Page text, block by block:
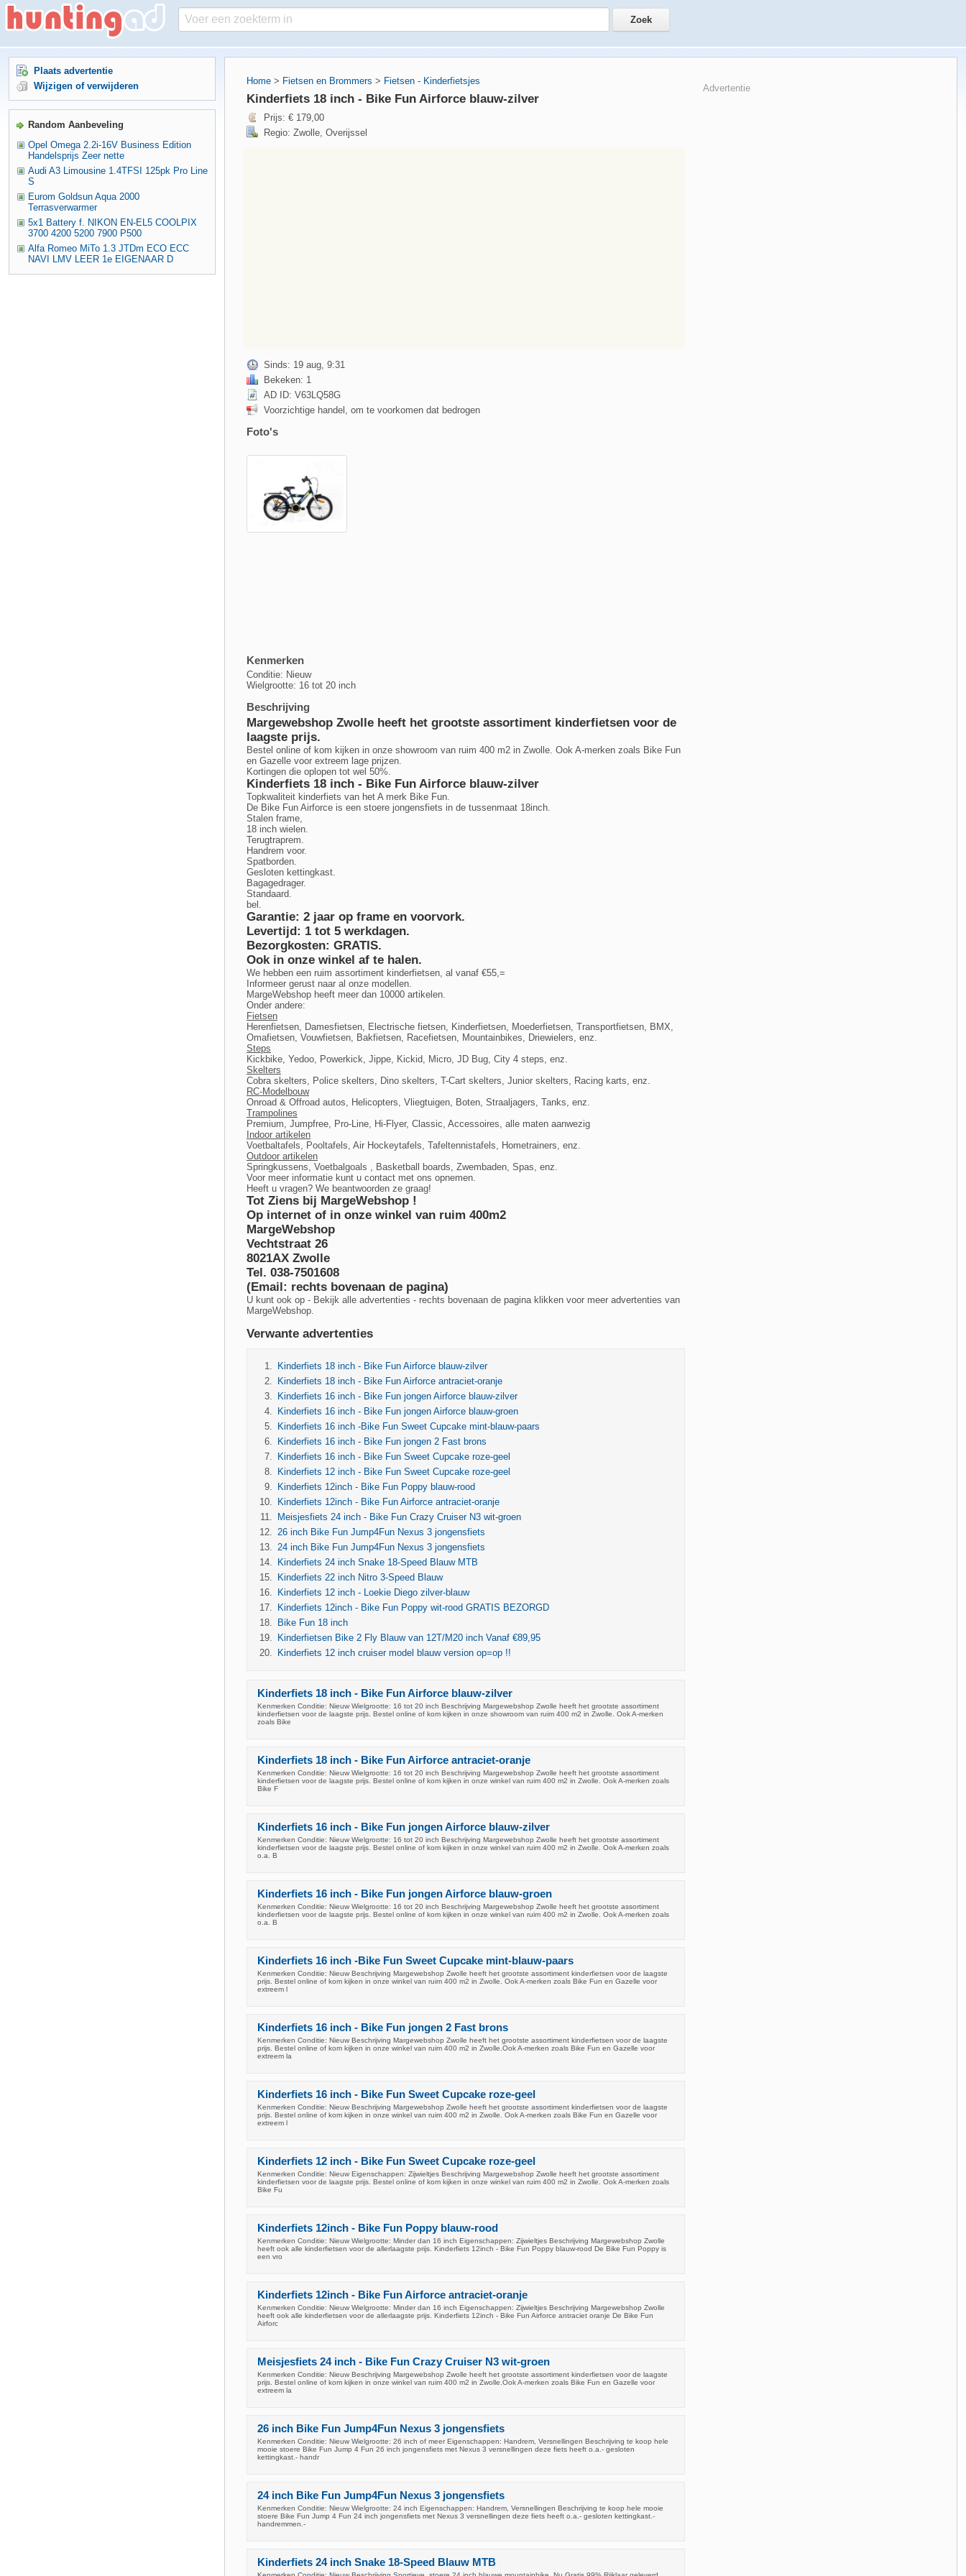
Home > Fietsen en Brommers > Fietsen - Kinderfietsjes
Kinderfiets 18 inch - Bike Fun Airforce blauw-zilver
Prijs: € 179,00
Regio: Zwolle, Overijssel
Sinds: 19 aug, 9:31
Bekeken: 1
AD ID: V63LQ58G
Voorzichtige handel, om te voorkomen dat bedrogen
Foto's
Kenmerken
Conditie: Nieuw
Wielgrootte: 16 tot 20 inch
Beschrijving
Margewebshop Zwolle heeft het grootste assortiment kinderfietsen voor de
laagste prijs.
Bestel online of kom kijken in onze showroom van ruim 400 m2 in Zwolle. Ook A-merken zoals Bike Fun
en Gazelle voor extreem lage prijzen.
Kortingen die oplopen tot wel 50%.
Kinderfiets 18 inch - Bike Fun Airforce blauw-zilver
Topkwaliteit kinderfiets van het A merk Bike Fun.
De Bike Fun Airforce is een stoere jongensfiets in de tussenmaat 18inch.
Stalen frame,
18 inch wielen.
Terugtraprem.
Handrem voor.
Spatborden.
Gesloten kettingkast.
Bagagedrager.
Standaard.
bel.
Garantie: 2 jaar op frame en voorvork.
Levertijd: 1 tot 5 werkdagen.
Bezorgkosten: GRATIS.
Ook in onze winkel af te halen.
We hebben een ruim assortiment kinderfietsen, al vanaf €55,=
Informeer gerust naar al onze modellen.
MargeWebshop heeft meer dan 10000 artikelen.
Onder andere:
Fietsen
Herenfietsen, Damesfietsen, Electrische fietsen, Kinderfietsen, Moederfietsen, Transportfietsen, BMX,
Omafietsen, Vouwfietsen, Bakfietsen, Racefietsen, Mountainbikes, Driewielers, enz.
Steps
Kickbike, Yedoo, Powerkick, Jippe, Kickid, Micro, JD Bug, City 4 steps, enz.
Skelters
Cobra skelters, Police skelters, Dino skelters, T-Cart skelters, Junior skelters, Racing karts, enz.
RC-Modelbouw
Onroad & Offroad autos, Helicopters, Vliegtuigen, Boten, Straaljagers, Tanks, enz.
Trampolines
Premium, Jumpfree, Pro-Line, Hi-Flyer, Classic, Accessoires, alle maten aanwezig
Indoor artikelen
Voetbaltafels, Pooltafels, Air Hockeytafels, Tafeltennistafels, Hometrainers, enz.
Outdoor artikelen
Springkussens, Voetbalgoals , Basketball boards, Zwembaden, Spas, enz.
Voor meer informatie kunt u contact met ons opnemen.
Heeft u vragen? We beantwoorden ze graag!
Tot Ziens bij MargeWebshop !
Op internet of in onze winkel van ruim 400m2
MargeWebshop
Vechtstraat 26
8021AX Zwolle
Tel. 038-7501608
(Email: rechts bovenaan de pagina)
U kunt ook op - Bekijk alle advertenties - rechts bovenaan de pagina klikken voor meer advertenties van
MargeWebshop.
Verwante advertenties
Kinderfiets 18 inch - Bike Fun Airforce blauw-zilver
Kinderfiets 18 inch - Bike Fun Airforce antraciet-oranje
Kinderfiets 16 inch - Bike Fun jongen Airforce blauw-zilver
Kinderfiets 16 inch - Bike Fun jongen Airforce blauw-groen
Kinderfiets 16 inch -Bike Fun Sweet Cupcake mint-blauw-paars
Kinderfiets 16 inch - Bike Fun jongen 2 Fast brons
Kinderfiets 16 inch - Bike Fun Sweet Cupcake roze-geel
Kinderfiets 12 inch - Bike Fun Sweet Cupcake roze-geel
Kinderfiets 12inch - Bike Fun Poppy blauw-rood
Kinderfiets 12inch - Bike Fun Airforce antraciet-oranje
Meisjesfiets 24 inch - Bike Fun Crazy Cruiser N3 wit-groen
26 inch Bike Fun Jump4Fun Nexus 3 jongensfiets
24 inch Bike Fun Jump4Fun Nexus 3 jongensfiets
Kinderfiets 24 inch Snake 18-Speed Blauw MTB
Kinderfiets 22 inch Nitro 3-Speed Blauw
Kinderfiets 12 inch - Loekie Diego zilver-blauw
Kinderfiets 12inch - Bike Fun Poppy wit-rood GRATIS BEZORGD
Bike Fun 18 inch
Kinderfietsen Bike 2 Fly Blauw van 12T/M20 inch Vanaf €89,95
Kinderfiets 12 inch cruiser model blauw version op=op !!
Kinderfiets 18 inch - Bike Fun Airforce blauw-zilver
Kenmerken Conditie: Nieuw Wielgrootte: 16 tot 20 inch Beschrijving Margewebshop Zwolle heeft het grootste assortiment
kinderfietsen voor de laagste prijs. Bestel online of kom kijken in onze showroom van ruim 400 m2 in Zwolle. Ook A-merken
zoals Bike
Kinderfiets 18 inch - Bike Fun Airforce antraciet-oranje
Kenmerken Conditie: Nieuw Wielgrootte: 16 tot 20 inch Beschrijving Margewebshop Zwolle heeft het grootste assortiment
kinderfietsen voor de laagste prijs. Bestel online of kom kijken in onze winkel van ruim 400 m2 in Zwolle. Ook A-merken zoals
Bike F
Kinderfiets 16 inch - Bike Fun jongen Airforce blauw-zilver
Kenmerken Conditie: Nieuw Wielgrootte: 16 tot 20 inch Beschrijving Margewebshop Zwolle heeft het grootste assortiment
kinderfietsen voor de laagste prijs. Bestel online of kom kijken in onze winkel van ruim 400 m2 in Zwolle. Ook A-merken zoals
o.a. B
Kinderfiets 16 inch - Bike Fun jongen Airforce blauw-groen
Kenmerken Conditie: Nieuw Wielgrootte: 16 tot 20 inch Beschrijving Margewebshop Zwolle heeft het grootste assortiment
kinderfietsen voor de laagste prijs. Bestel online of kom kijken in onze winkel van ruim 400 m2 in Zwolle. Ook A-merken zoals
o.a. B
Kinderfiets 16 inch -Bike Fun Sweet Cupcake mint-blauw-paars
Kenmerken Conditie: Nieuw Beschrijving Margewebshop Zwolle heeft het grootste assortiment kinderfietsen voor de laagste
prijs. Bestel online of kom kijken in onze winkel van ruim 400 m2 in Zwolle. Ook A-merken zoals Bike Fun en Gazelle voor
extreem l
Kinderfiets 16 inch - Bike Fun jongen 2 Fast brons
Kenmerken Conditie: Nieuw Beschrijving Margewebshop Zwolle heeft het grootste assortiment kinderfietsen voor de laagste
prijs. Bestel online of kom kijken in onze winkel van ruim 400 m2 in Zwolle.Ook A-merken zoals Bike Fun en Gazelle voor
extreem la
Kinderfiets 16 inch - Bike Fun Sweet Cupcake roze-geel
Kenmerken Conditie: Nieuw Beschrijving Margewebshop Zwolle heeft het grootste assortiment kinderfietsen voor de laagste
prijs. Bestel online of kom kijken in onze winkel van ruim 400 m2 in Zwolle. Ook A-merken zoals Bike Fun en Gazelle voor
extreem l
Kinderfiets 12 inch - Bike Fun Sweet Cupcake roze-geel
Kenmerken Conditie: Nieuw Eigenschappen: Zijwieltjes Beschrijving Margewebshop Zwolle heeft het grootste assortiment
kinderfietsen voor de laagste prijs. Bestel online of kom kijken in onze winkel van ruim 400 m2 in Zwolle. Ook A-merken zoals
Bike Fu
Kinderfiets 12inch - Bike Fun Poppy blauw-rood
Kenmerken Conditie: Nieuw Wielgrootte: Minder dan 16 inch Eigenschappen: Zijwieltjes Beschrijving Margewebshop Zwolle
heeft ook alle kinderfietsen voor de allerlaagste prijs. Kinderfiets 12inch - Bike Fun Poppy blauw-rood De Bike Fun Poppy is
een vro
Kinderfiets 12inch - Bike Fun Airforce antraciet-oranje
Kenmerken Conditie: Nieuw Wielgrootte: Minder dan 16 inch Eigenschappen: Zijwieltjes Beschrijving Margewebshop Zwolle
heeft ook alle kinderfietsen voor de allerlaagste prijs. Kinderfiets 12inch - Bike Fun Airforce antraciet oranje De Bike Fun
Airforc
Meisjesfiets 24 inch - Bike Fun Crazy Cruiser N3 wit-groen
Kenmerken Conditie: Nieuw Beschrijving Margewebshop Zwolle heeft het grootste assortiment kinderfietsen voor de laagste
prijs. Bestel online of kom kijken in onze winkel van ruim 400 m2 in Zwolle.Ook A-merken zoals Bike Fun en Gazelle voor
extreem la
26 inch Bike Fun Jump4Fun Nexus 3 jongensfiets
Kenmerken Conditie: Nieuw Wielgrootte: 26 inch of meer Eigenschappen: Handrem, Versnellingen Beschrijving te koop hele
mooie stoere Bike Fun Jump 4 Fun 26 inch jongensfiets met Nexus 3 versnellingen deze fiets heeft o.a.- gesloten
kettingkast.- handr
24 inch Bike Fun Jump4Fun Nexus 3 jongensfiets
Kenmerken Conditie: Nieuw Wielgrootte: 24 inch Eigenschappen: Handrem, Versnellingen Beschrijving te koop hele mooie
stoere Bike Fun Jump 4 Fun 24 inch jongensfiets met Nexus 3 versnellingen deze fiets heeft o.a.- gesloten kettingkast.-
handremmen.-
Kinderfiets 24 inch Snake 18-Speed Blauw MTB
Advertentie
Plaats advertentie
Wijzigen of verwijderen
Random Aanbeveling
Opel Omega 2.2i-16V Business Edition
Handelsprijs Zeer nette
Audi A3 Limousine 1.4TFSI 125pk Pro Line
S
Eurom Goldsun Aqua 2000
Terrasverwarmer
5x1 Battery f. NIKON EN-EL5 COOLPIX
3700 4200 5200 7900 P500
Alfa Romeo MiTo 1.3 JTDm ECO ECC
NAVI LMV LEER 1e EIGENAAR D